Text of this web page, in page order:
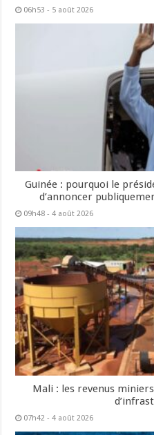
06h53 - 5 août 2026
Guinée : pourquoi le
d’annoncer
09h48 - 4 août 2026
Mali : les revenus
07h42 - 4 août 2026